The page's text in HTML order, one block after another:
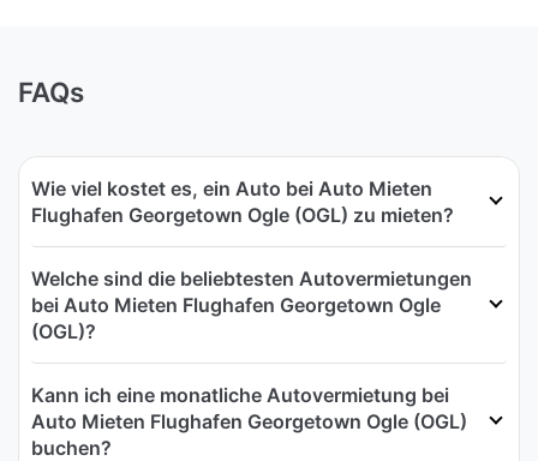
FAQs
Wie viel kostet es, ein Auto bei Auto Mieten
Flughafen Georgetown Ogle (OGL) zu mieten?
Welche sind die beliebtesten Autovermietungen
bei Auto Mieten Flughafen Georgetown Ogle
(OGL)?
Kann ich eine monatliche Autovermietung bei
Auto Mieten Flughafen Georgetown Ogle (OGL)
buchen?